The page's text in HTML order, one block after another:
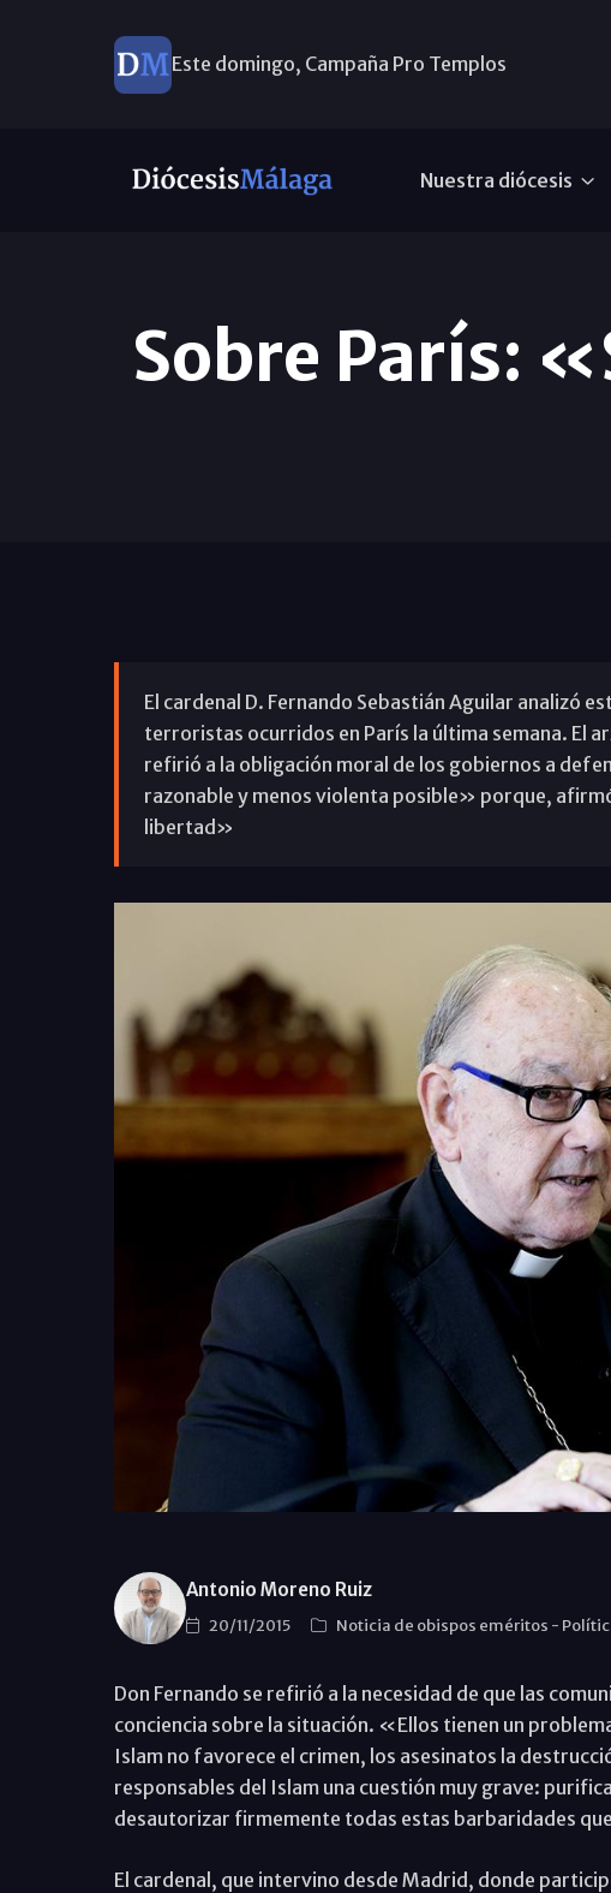
Este domingo, Campaña Pro Templos
Nuestra diócesis
Sobre París:
El cardenal D. Fernando Sebastián Aguilar analizó
terroristas ocurridos en París la última semana. El
refirió a la obligación moral de los gobiernos a
razonable y menos violenta posible» porque,
libertad»
Antonio Moreno Ruiz
20/11/2015 Noticia de obispos eméritos -
Don Fernando se refirió a la necesidad de que las
conciencia sobre la situación. «Ellos tienen un
Islam no favorece el crimen, los asesinatos la
responsables del Islam una cuestión muy grave:
desautorizar firmemente todas estas barbaridades
El cardenal, que intervino desde Madrid, donde